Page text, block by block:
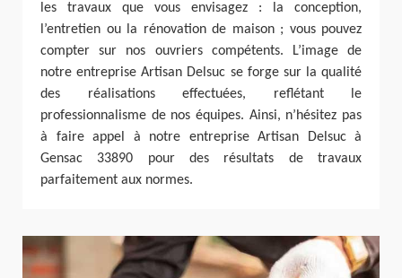
les travaux que vous envisagez : la conception,
l’entretien ou la rénovation de maison ; vous pouvez
compter sur nos ouvriers compétents. L’image de
notre entreprise Artisan Delsuc se forge sur la qualité
des réalisations effectuées, reflétant le
professionnalisme de nos équipes. Ainsi, n’hésitez pas
à faire appel à notre entreprise Artisan Delsuc à
Gensac 33890 pour des résultats de travaux
parfaitement aux normes.